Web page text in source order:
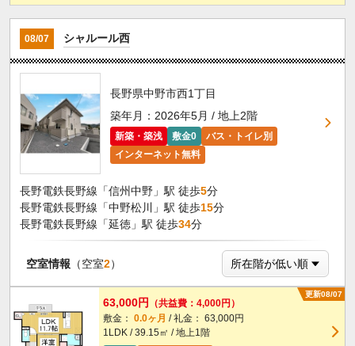
08/07 シャルール西
長野県中野市西1丁目
築年月：2026年5月 / 地上2階
新築・築浅 敷金0
バス・トイレ別
インターネット無料
長野電鉄長野線「信州中野」駅 徒歩5分
長野電鉄長野線「中野松川」駅 徒歩15分
長野電鉄長野線「延徳」駅 徒歩34分
空室情報 （空室2）
更新08/07
63,000円
（共益費：4,000円）
敷金： 0.0ヶ月 / 礼金： 63,000円
1LDK / 39.15㎡ / 地上1階